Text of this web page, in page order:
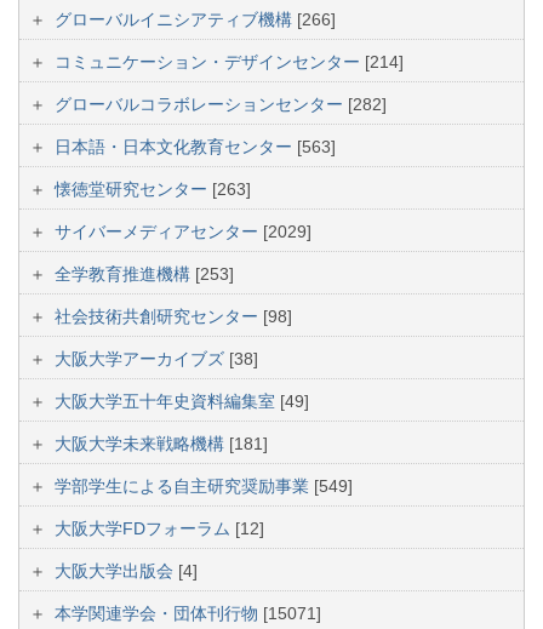
グローバルイニシアティブ機構 [266]
コミュニケーション・デザインセンター [214]
グローバルコラボレーションセンター [282]
日本語・日本文化教育センター [563]
懐徳堂研究センター [263]
サイバーメディアセンター [2029]
全学教育推進機構 [253]
社会技術共創研究センター [98]
大阪大学アーカイブズ [38]
大阪大学五十年史資料編集室 [49]
大阪大学未来戦略機構 [181]
学部学生による自主研究奨励事業 [549]
大阪大学FDフォーラム [12]
大阪大学出版会 [4]
本学関連学会・団体刊行物 [15071]